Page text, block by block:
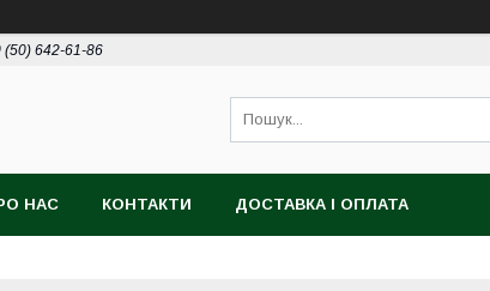
(50) 642-61-86
НАС КОНТАКТИ ДОСТАВКА І ОПЛАТА